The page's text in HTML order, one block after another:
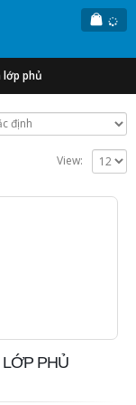
phủ
View:
PHỦ